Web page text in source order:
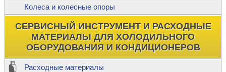
Колеса и колесные опоры
СЕРВИСНЫЙ ИНСТРУМЕНТ И РАСХОДНЫЕ
МАТЕРИАЛЫ ДЛЯ ХОЛОДИЛЬНОГО
ОБОРУДОВАНИЯ И КОНДИЦИОНЕРОВ
Расходные материалы